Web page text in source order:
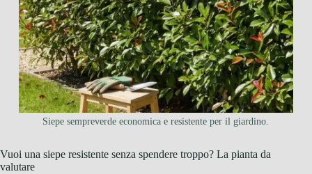
Siepe sempreverde economica e resistente per il giardino.
Vuoi una siepe resistente senza spendere troppo? La pianta da
valutare